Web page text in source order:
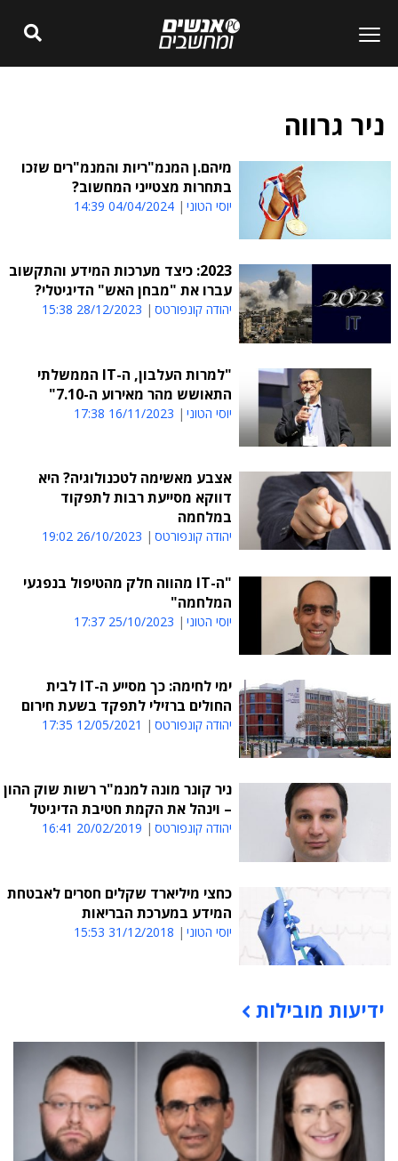
ניר גרווה
מיהם.ן המנמ"ריות והמנמ"רים שזכו
בתחרות מצטייני המחשוב?
יוסי הטוני 04/04/2024 14:39
2023: כיצד מערכות המידע והתקשוב
עברו את "מבחן האש" הדיגיטלי?
יהודה קונפורטס 28/12/2023 15:38
"למרות העלבון, ה-IT הממשלתי
התאושש מהר מאירוע ה-7.10"
יוסי הטוני 16/11/2023 17:38
אצבע מאשימה לטכנולוגיה? היא
דווקא מסייעת רבות לתפקוד
במלחמה
יהודה קונפורטס 26/10/2023 19:02
"ה-IT מהווה חלק מהטיפול בנפגעי
המלחמה"
יוסי הטוני 25/10/2023 17:37
ימי לחימה: כך מסייע ה-IT לבית
החולים ברזילי לתפקד בשעת חירום
יהודה קונפורטס 12/05/2021 17:35
ניר קונר מונה למנמ"ר רשות שוק ההון
– וינהל את הקמת חטיבת הדיגיטל
יהודה קונפורטס 20/02/2019 16:41
כחצי מיליארד שקלים חסרים לאבטחת
המידע במערכת הבריאות
יוסי הטוני 31/12/2018 15:53
תוכן פרסומי
ידיעות מובילות